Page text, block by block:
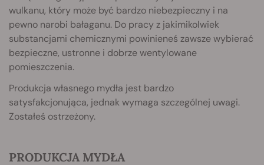
wulkanu, który może być bardzo niebezpieczny i na
pewno narobi bałaganu. Do pracy z jakimikolwiek
substancjami chemicznymi powinieneś zawsze wybierać
bezpieczne, ustronne i dobrze wentylowane
pomieszczenia.
Produkcja własnego mydła jest bardzo
satysfakcjonująca, jednak wymaga szczególnej uwagi.
Zostałeś ostrzeżony.
PRODUKCJA MYDŁA